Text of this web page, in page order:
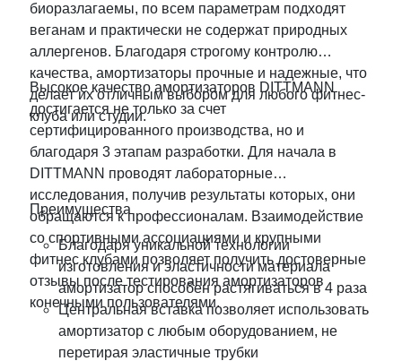
биоразлагаемы, по всем параметрам подходят
веганам и практически не содержат природных
аллергенов. Благодаря строгому контролю
качества, амортизаторы прочные и надежные, что
делает их отличным выбором для любого фитнес-
клуба или студии.
Высокое качество амортизаторов DITTMANN
достигается не только за счет
сертифицированного производства, но и
благодаря 3 этапам разработки. Для начала в
DITTMANN проводят лабораторные
исследования, получив результаты которых, они
обращаются к профессионалам. Взаимодействие
со спортивными ассоциациями и крупными
фитнес клубами позволяет получить достоверные
отзывы после тестирования амортизаторов
конечными пользователями.
Преимущества
Благодаря уникальной технологии
изготовления и эластичности материала
амортизатор способен растягиваться в 4 раза
Центральная вставка позволяет использовать
амортизатор с любым оборудованием, не
перетирая эластичные трубки